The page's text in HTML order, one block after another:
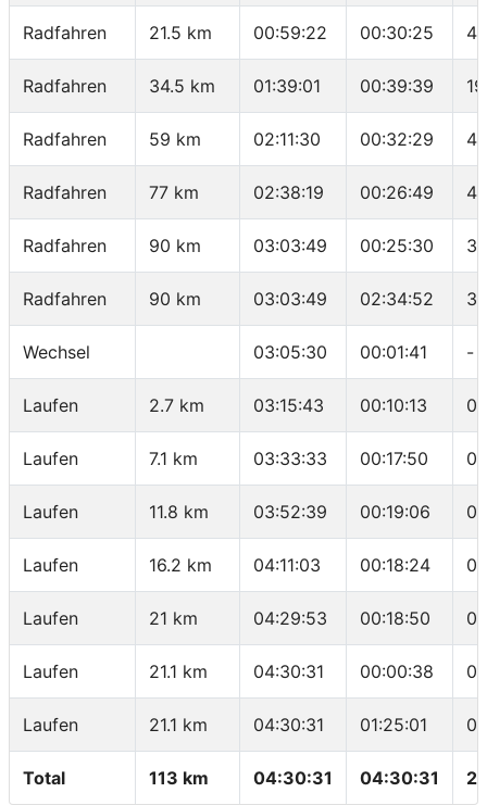
Radfahren 21.5 km 00:59:22 00:30:25
Radfahren 34.5 km 01:39:01 00:39:39
Radfahren 59 km 02:11:30 00:32:29
Radfahren 77 km 02:38:19 00:26:49
Radfahren 90 km 03:03:49 00:25:30
Radfahren 90 km 03:03:49 02:34:52
Wechsel 03:05:30 00:01:41 -
Laufen 2.7 km 03:15:43 00:10:13
Laufen 7.1 km 03:33:33 00:17:50
Laufen 11.8 km 03:52:39 00:19:06
Laufen 16.2 km 04:11:03 00:18:24
Laufen 21 km 04:29:53 00:18:50
Laufen 21.1 km 04:30:31 00:00:38
Laufen 21.1 km 04:30:31 01:25:01
Total 113 km 04:30:31 04:30:31